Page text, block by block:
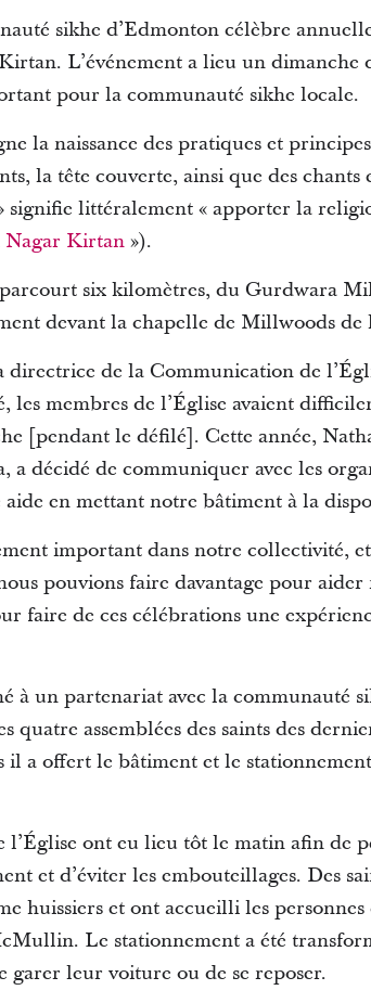
sikhe d’Edmonton célèbre
L’événement a lieu un dimanche
pour la communauté sikhe locale.
la naissance des pratiques et
la tête couverte, ainsi que des chants
signifie littéralement « apporter la
Nagar Kirtan»).
six kilomètres, du Gurdwara
devant la chapelle de Millwoods de
de la Communication de
les membres de l’Église avaient
[pendant le défilé]. Cette année,
a décidé de communiquer avec les
en mettant notre bâtiment à la
important dans notre collectivité,
pouvions faire davantage pour
faire de ces célébrations une
à un partenariat avec la communauté
quatre assemblées des saints des
a offert le bâtiment et le
l’Église ont eu lieu tôt le matin afin de
et d’éviter les embouteillages. Des
huissiers et ont accueilli les
Le stationnement a été
garer leur voiture ou de se reposer.